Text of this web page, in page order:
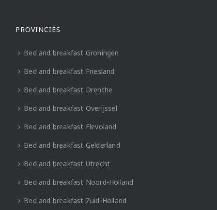
PROVINCIES
Bed and breakfast Groningen
Bed and breakfast Friesland
Bed and breakfast Drenthe
Bed and breakfast Overijssel
Bed and breakfast Flevoland
Bed and breakfast Gelderland
Bed and breakfast Utrecht
Bed and breakfast Noord-Holland
Bed and breakfast Zuid-Holland